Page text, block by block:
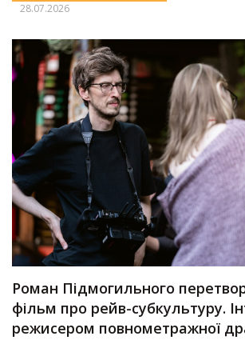
28.07.2026
Роман Підмогильного
фільм про рейв-субкультуру.
режисером повнометражної